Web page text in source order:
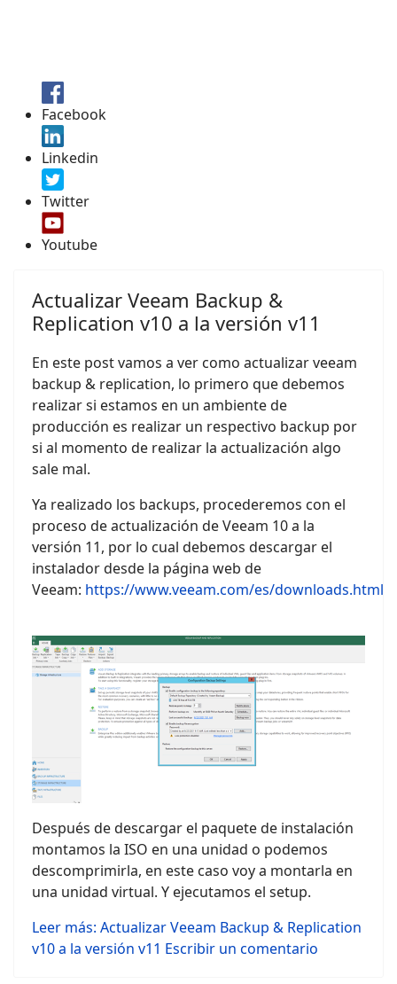
Facebook
Linkedin
Twitter
Youtube
Actualizar Veeam Backup &
Replication v10 a la versión v11
En este post vamos a ver como actualizar veeam
backup & replication, lo primero que debemos
realizar si estamos en un ambiente de
producción es realizar un respectivo backup por
si al momento de realizar la actualización algo
sale mal.
Ya realizado los backups, procederemos con el
proceso de actualización de Veeam 10 a la
versión 11, por lo cual debemos descargar el
instalador desde la página web de
Veeam: https://www.veeam.com/es/downloads.html
Después de descargar el paquete de instalación
montamos la ISO en una unidad o podemos
descomprimirla, en este caso voy a montarla en
una unidad virtual. Y ejecutamos el setup.
Leer más: Actualizar Veeam Backup & Replication
v10 a la versión v11 Escribir un comentario